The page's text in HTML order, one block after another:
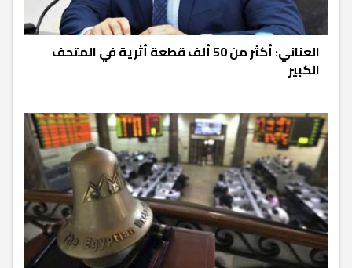
العناني: أكثر من 50 ألف قطعة أثرية في المتحف
الكبير